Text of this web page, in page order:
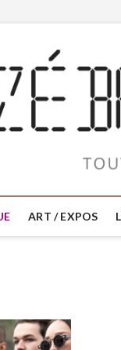
ART / EXPOS